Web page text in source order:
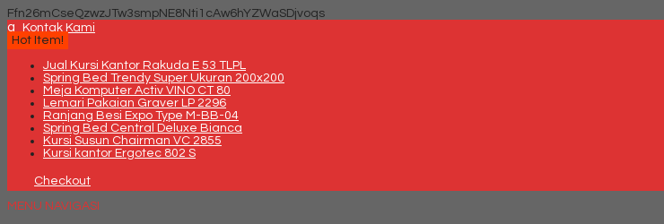
Ffn26mCseQzwzJTw3smpNE8Nti1cAw6hYZWaSDjvoqs
q
Kontak Kami
Hot Item!
Jual Kursi Kantor Rakuda E 53 TLPL
Spring Bed Trendy Super Ukuran 200x200
Meja Komputer Activ VINO CT 80
Lemari Pakaian Graver LP 2296
Ranjang Besi Expo Type M-BB-04
Spring Bed Central Deluxe Bianca
Kursi Susun Chairman VC 2855
Kursi kantor Ergotec 802 S
Checkout
MENU NAVIGASI